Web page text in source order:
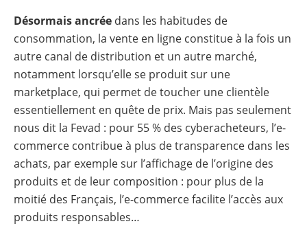
Désormais ancrée dans les habitudes de
consommation, la vente en ligne constitue à la fois un
autre canal de distribution et un autre marché,
notamment lorsqu’elle se produit sur une
marketplace, qui permet de toucher une clientèle
essentiellement en quête de prix. Mais pas seulement
nous dit la Fevad : pour 55 % des cyberacheteurs, l’e-
commerce contribue à plus de transparence dans les
achats, par exemple sur l’affichage de l’origine des
produits et de leur composition : pour plus de la
moitié des Français, l’e-commerce facilite l’accès aux
produits responsables…